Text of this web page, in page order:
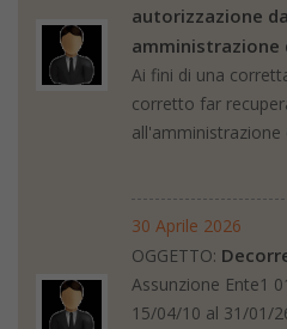
autorizzazione
amministrazione
Ai fini di una
corretto far
all'amministrazione
30 Aprile 2026
OGGETTO:
Assunzione Ente1
15/04/10 al 31/01/